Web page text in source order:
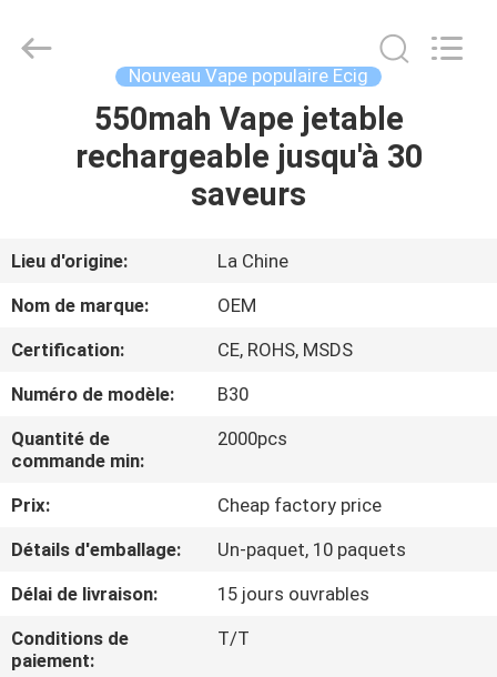
MAISON
VIDÉOS
SUJET
DE
NOUS
VISITE
D'USINE
CONTRÔLE
DE
Vape
jetable
Reserved.
ECER
Nouveau Vape populaire Ecig
550mah Vape jetable
rechargeable jusqu'à 30
saveurs
Lieu d'origine:
La Chine
Nom de marque:
OEM
Certification:
CE, ROHS, MSDS
Numéro de modèle:
B30
Quantité de
commande min:
2000pcs
Prix:
Cheap factory price
Détails d'emballage:
Un-paquet, 10 paquets
Délai de livraison:
15 jours ouvrables
Conditions de
paiement:
T/T